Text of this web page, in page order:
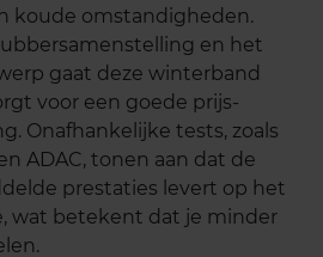
koude omstandigheden.
en het
gaat deze winterband
voor een goede prijs-
Onafhankelijke tests, zoals
ADAC, tonen aan dat de
prestaties levert op het
wat betekent dat je minder